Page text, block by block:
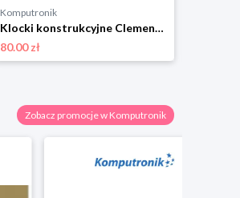
Komputronik
Klocki konstrukcyjne Clementoni Laboratorium Mechaniki Pływający Trimaran 50698
80.00 zł
Zobacz promocje w Komputronik